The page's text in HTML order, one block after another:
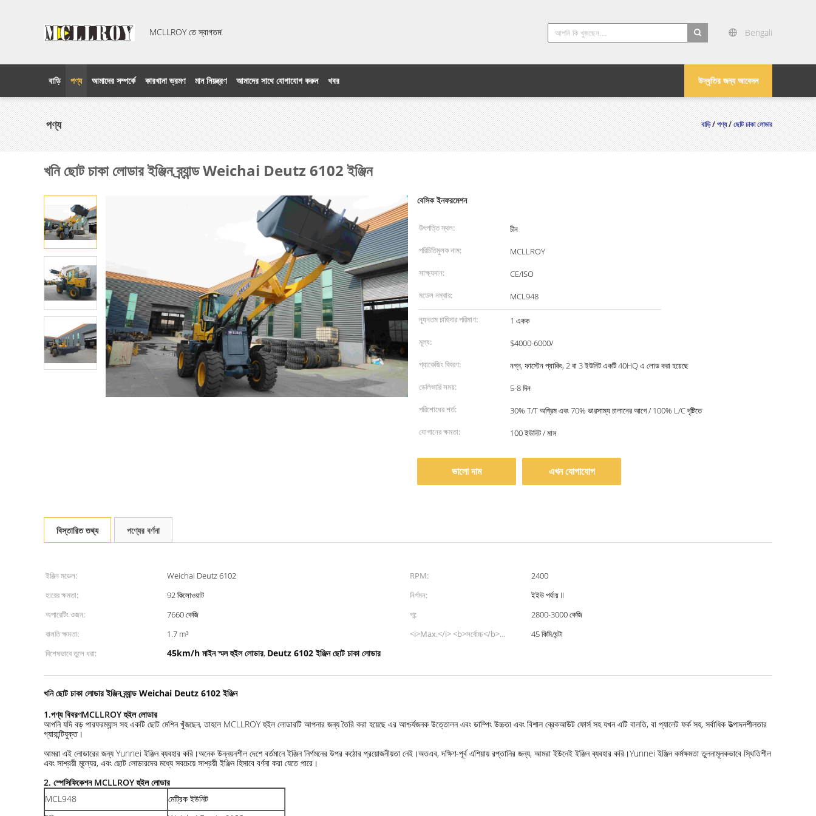
MCLLROY তে স্বাগতম!
Bengali
উদ্ধৃতির জন্য আবেদন
বাড়ি পণ্য আমাদের সম্পর্কে কারখানা ভ্রমণ মান নিয়ন্ত্রণ আমাদের সাথে যোগাযোগ করুন খবর
পণ্য বাড়ি/পণ্য/ছোট চাকা লোডার
খনি ছোট চাকা লোডার ইঞ্জিন ব্র্যান্ড Weichai Deutz 6102 ইঞ্জিন
বেসিক ইনফরমেশন
উৎপত্তি স্থল:
চীন
পরিচিতিমুলক নাম:
MCLLROY
সাক্ষ্যদান:
CE/ISO
মডেল নম্বার:
MCL948
ন্যূনতম চাহিদার পরিমাণ:
1 একক
মূল্য:
$4000-6000/
প্যাকেজিং বিবরণ:
নগ্ন, ফাস্টেন প্যাকিং, 2 বা 3 ইউনিট একটি 40HQ এ লোড করা হয়েছে
ডেলিভারি সময়:
5-8 দিন
পরিশোধের শর্ত:
30% T/T অগ্রিম এবং 70% ভারসাম্য চালানের আগে / 100% L/C দৃষ্টিতে
যোগানের ক্ষমতা:
100 ইউনিট / মাস
ভালো দাম এখন যোগাযোগ
বিস্তারিত তথ্য পণ্যের বর্ণনা
ইঞ্জিন মডেল: Weichai Deutz 6102 RPM:
2400
হারের ক্ষমতা:
92 কিলোওয়াট নির্গমন:
ইইউ পর্যায় II
অপারেটিং ওজন:
7660 কেজি গ্ম:
2800-3000 কেজি
বালতি ক্ষমতা:
1.7 m³
<i>Max.</i> <b>সর্বোচ্চ</b>
45 কিমি/ঘন্টা
বিশেষভাবে তুলে ধরা:
45km/h মাইন স্মল হুইল লোডার, Deutz 6102 ইঞ্জিন ছোট চাকা লোডার
খনি ছোট চাকা লোডার ইঞ্জিন ব্র্যান্ড Weichai Deutz 6102 ইঞ্জিন
1.পণ্য বিবরণMCLLROY হুইল লোডার
আপনি যদি বড় পারফরম্যান্স সহ একটি ছোট মেশিন খুঁজছেন, তাহলে MCLLROY হুইল লোডারটি আপনার জন্য তৈরি করা হয়েছে এর আশ্চর্যজনক উত্তোলন এবং ডাম্পিং উচ্চতা এবং বিশাল ব্রেকআউট ফোর্স সহ যখন এটি বালতি, বা প্যালেট ফর্ক সহ, সর্বাধিক উত্পাদনশীলতার
গ্যারান্টিযুক্ত।
আমরা এই লোডারের জন্য Yunnei ইঞ্জিন ব্যবহার করি।অনেক উন্নয়নশীল দেশে বর্তমানে ইঞ্জিন নির্গমনের উপর কঠোর প্রয়োজনীয়তা নেই।অতএব, দক্ষিণ-পূর্ব এশিয়ায় রপ্তানির জন্য, আমরা ইউনেই ইঞ্জিন ব্যবহার করি।Yunnei ইঞ্জিন কর্মক্ষমতা তুলনামূলকভাবে স্থিতিশীল
এবং সাশ্রয়ী মূল্যের, এবং ছোট লোডারদের মধ্যে সবচেয়ে সাশ্রয়ী ইঞ্জিন হিসাবে বর্ণনা করা যেতে পারে।
2. স্পেসিফিকেশন MCLLROY হুইল লোডার
MCL948
মেট্রিক ইউনিট